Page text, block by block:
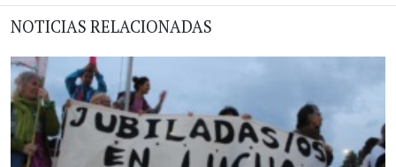
NOTICIAS RELACIONADAS